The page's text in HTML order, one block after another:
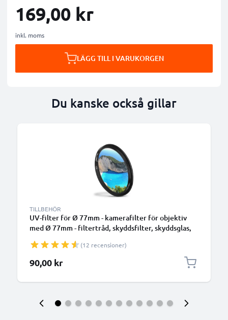
169,00 kr
inkl. moms
LÄGG TILL I VARUKORGEN
Du kanske också gillar
TILLBEHÖR
UV-filter för Ø 77mm - kamerafilter för objektiv
med Ø 77mm - filtertråd, skyddsfilter, skyddsglas,
(12 recensioner)
90,00 kr